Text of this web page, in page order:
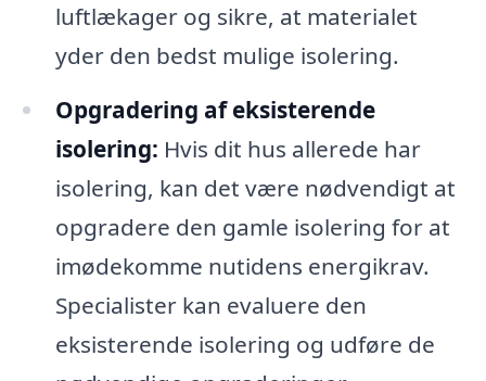
luftlækager og sikre, at materialet
yder den bedst mulige isolering.
Opgradering af eksisterende
isolering: Hvis dit hus allerede har
isolering, kan det være nødvendigt at
opgradere den gamle isolering for at
imødekomme nutidens energikrav.
Specialister kan evaluere den
eksisterende isolering og udføre de